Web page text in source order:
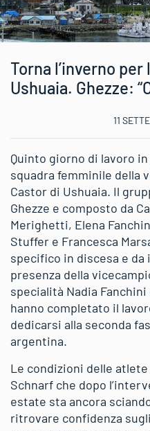
Torna l’inverno
Ushuaia. Ghezze:
11
Quinto giorno di lavoro
squadra femminile della
Castor di Ushuaia. Il
Ghezze e composto da
Merighetti, Elena
Stuffer e Francesca
specifico in discesa e da
presenza della
specialità Nadia
hanno completato il
dedicarsi alla seconda
argentina.
Le condizioni delle
Schnarf che dopo
estate sta ancora
ritrovare confidenza